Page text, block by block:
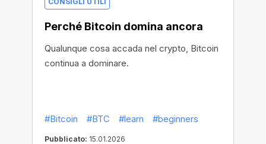
Perché Bitcoin domina ancora
Qualunque cosa accada nel crypto, Bitcoin
continua a dominare.
#Bitcoin #BTC #learn #beginners
Pubblicato: 15.01.2026